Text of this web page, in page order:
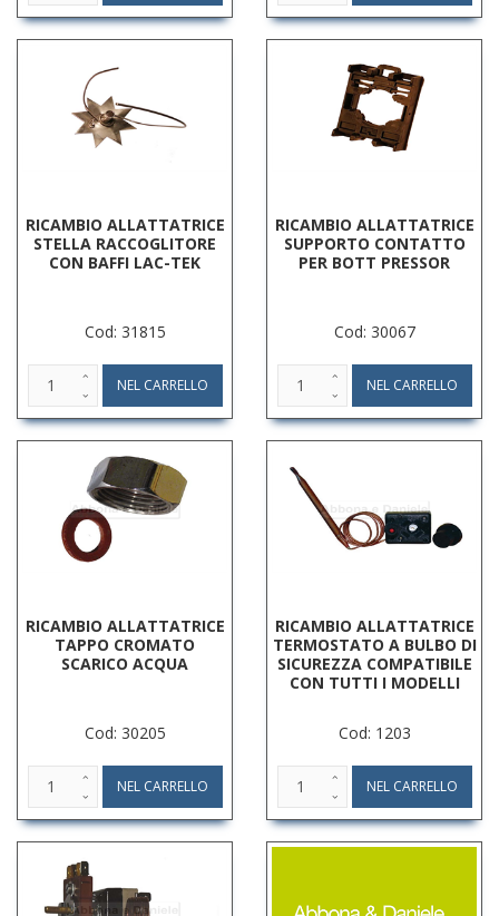
RICAMBIO ALLATTATRICE
STELLA RACCOGLITORE
CON BAFFI LAC-TEK
Cod: 31815
RICAMBIO ALLATTATRICE
SUPPORTO CONTATTO
PER BOTT PRESSOR
Cod: 30067
RICAMBIO ALLATTATRICE
TAPPO CROMATO
SCARICO ACQUA
Cod: 30205
RICAMBIO ALLATTATRICE
TERMOSTATO A BULBO DI
SICUREZZA COMPATIBILE
CON TUTTI I MODELLI
Cod: 1203